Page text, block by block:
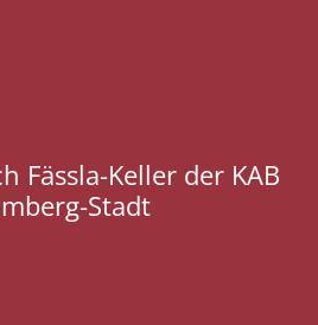
Fässla-Keller der KAB
Stadt